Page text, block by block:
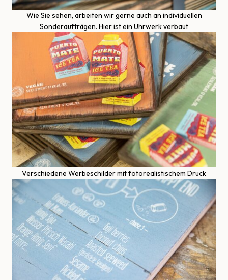
Wie Sie sehen, arbeiten wir gerne auch an individuellen
Sonderaufträgen. Hier ist ein Uhrwerk verbaut
Verschiedene Werbeschilder mit fotorealistischem Druck